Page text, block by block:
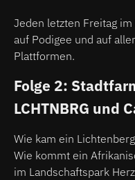
Jeden letzten Freitag
auf Podigee und auf
Plattformen.
Folge 2:
LCHTNBRG und
Wie kam ein
Wie kommt ein
im Landschaftspark